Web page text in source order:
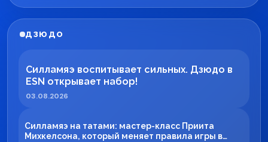
ДЗЮДО
Силламяэ воспитывает сильных. Дзюдо в
ESN открывает набор!
03.08.2026
Силламяэ на татами: мастер-класс Приита
Михкелсона, который меняет правила игры в